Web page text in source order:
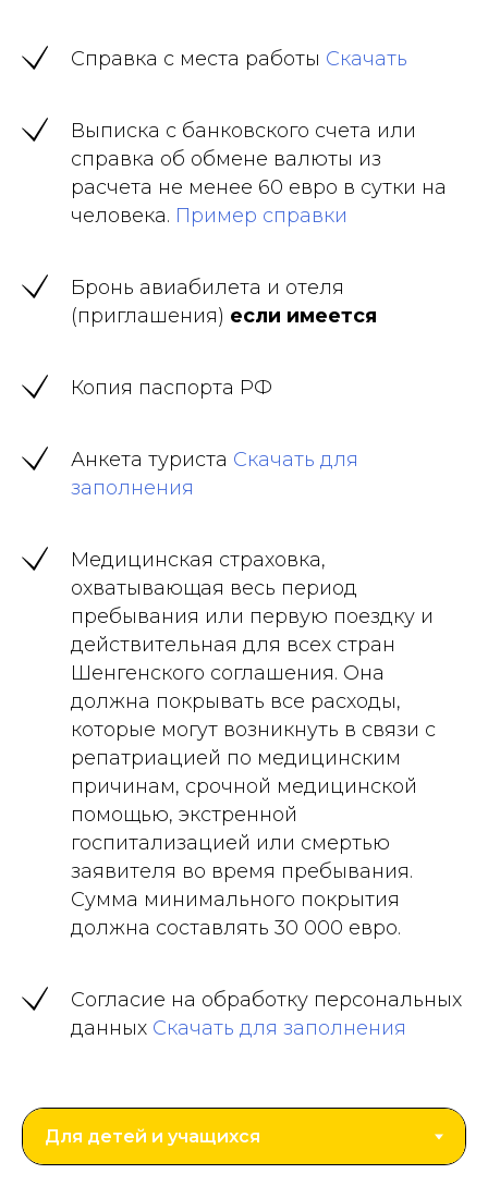
Справка с места работы Скачать
Выписка с банковского счета или
справка об обмене валюты из
расчета не менее 60 евро в сутки на
человека. Пример справки
Бронь авиабилета и отеля
(приглашения) если имеется
Копия паспорта РФ
Анкета туриста Скачать для
заполнения
Медицинская страховка,
охватывающая весь период
пребывания или первую поездку и
действительная для всех стран
Шенгенского соглашения. Она
должна покрывать все расходы,
которые могут возникнуть в связи с
репатриацией по медицинским
причинам, срочной медицинской
помощью, экстренной
госпитализацией или смертью
заявителя во время пребывания.
Сумма минимального покрытия
должна составлять 30 000 евро.
Согласие на обработку персональных
данных Скачать для заполнения